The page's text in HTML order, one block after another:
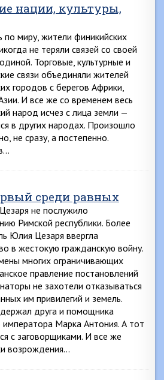
нации, культуры,
по миру, жители финикийских
не теряли связей со своей
Торговые, культурные и
связи объединяли жителей
городов с берегов Африки,
И все же со временем весь
народ исчез с лица земли —
в других народах. Произошло
не сразу, а постепенно.
среди равных
не послужило
Римской республики. Более
Юлия Цезаря ввергла
в жестокую гражданскую войну.
многих ограничивающих
правление постановлений
не захотели отказываться
им привилегий и земель.
друга и помощника
императора Марка Антония. А тот
с заговорщиками. И все же
возрождения…